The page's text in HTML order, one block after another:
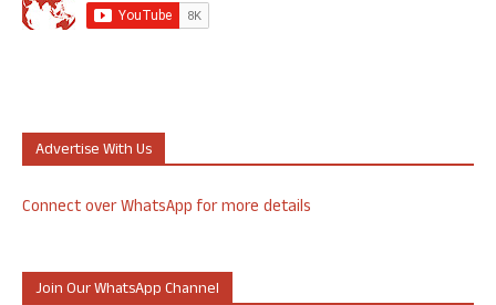
Advertise With Us
Connect over WhatsApp for more details
Join Our WhatsApp Channel